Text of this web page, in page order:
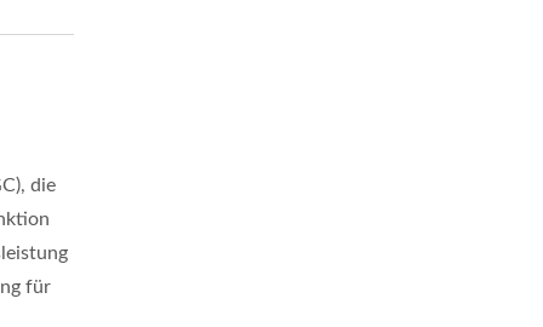
die
für